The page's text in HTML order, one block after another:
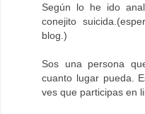
Según lo he ido
conejito
blog.)
Sos una persona
cuanto lugar pueda.
ves que participas en